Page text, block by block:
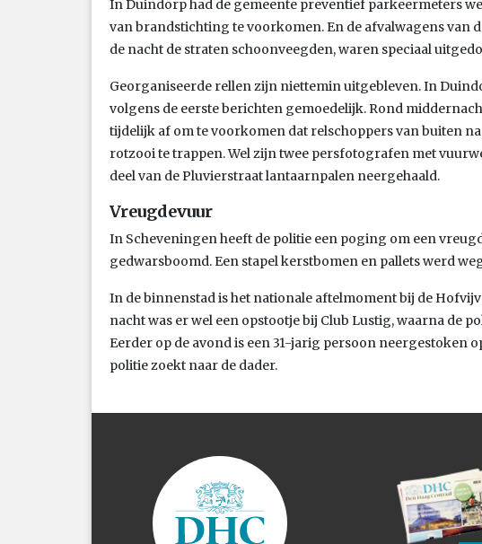
In Duindorp had de gemeente preventief parkeermeters
van brandstichting te voorkomen. En de afvalwagens van
de nacht de straten schoonveegden, waren speciaal
Georganiseerde rellen zijn niettemin uitgebleven. In
volgens de eerste berichten gemoedelijk. Rond
tijdelijk af om te voorkomen dat relschoppers van buiten
rotzooi te trappen. Wel zijn twee persfotografen met
deel van de Pluvierstraat lantaarnpalen neergehaald.
Vreugdevuur
In Scheveningen heeft de politie een poging om een
gedwarsboomd. Een stapel kerstbomen en pallets werd
In de binnenstad is het nationale aftelmoment bij de
nacht was er wel een opstootje bij Club Lustig, waarna de
Eerder op de avond is een 31-jarig persoon neergestoken
politie zoekt naar de dader.